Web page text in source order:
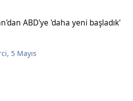
ABD'ye 'daha yeni başladık'
, 5 Mayıs